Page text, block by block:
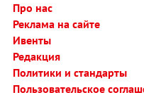
Про нас
Реклама на сайте
Ивенты
Редакция
Политики и стандарты
Пользовательское